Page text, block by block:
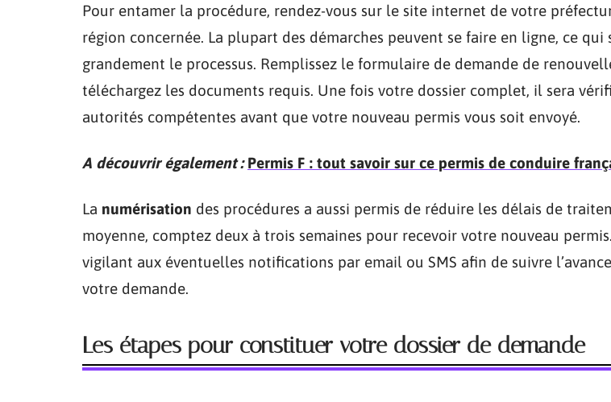
Pour entamer la procédure, rendez-vous sur le site internet de votre
région concernée. La plupart des démarches peuvent se faire en ligne, ce qui
grandement le processus. Remplissez le formulaire de demande de
téléchargez les documents requis. Une fois votre dossier complet, il sera
autorités compétentes avant que votre nouveau permis vous soit envoyé.
A découvrir également : Permis F : tout savoir sur ce permis de conduire
La numérisation des procédures a aussi permis de réduire les délais de
moyenne, comptez deux à trois semaines pour recevoir votre nouveau
vigilant aux éventuelles notifications par email ou SMS afin de suivre
votre demande.
Les étapes pour constituer votre dossier de demande